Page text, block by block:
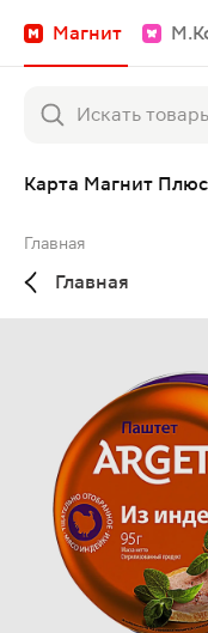
Магнит
Карта Магнит Плюс
Главная
Главная